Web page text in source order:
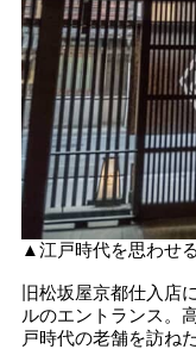
▲江戸時代を思わせ
旧松坂屋京都仕入店
ルのエントランス。
戸時代の老舗を訪ね